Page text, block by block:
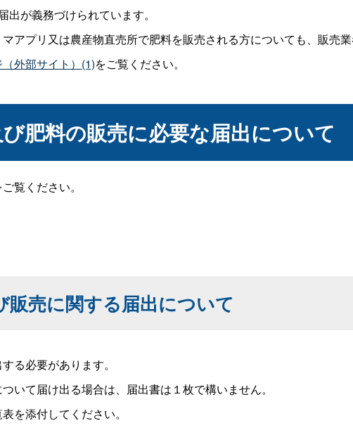
が義務づけられています。
アプリ又は農産物直売所で肥料を販売される方についても、販売
外部サイト）(1)をご覧ください。
肥料の販売に必要な届出について
ご覧ください。
販売に関する届出について
る必要があります。
いて届け出る場合は、届出書は１枚で構いません。
を添付してください。